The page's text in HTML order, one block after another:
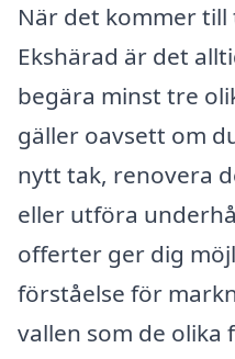
När det kommer
Ekshärad är det
begära minst tre
gäller oavsett om
nytt tak, renovera
eller utföra
offerter ger dig
förståelse för
vallen som de olika